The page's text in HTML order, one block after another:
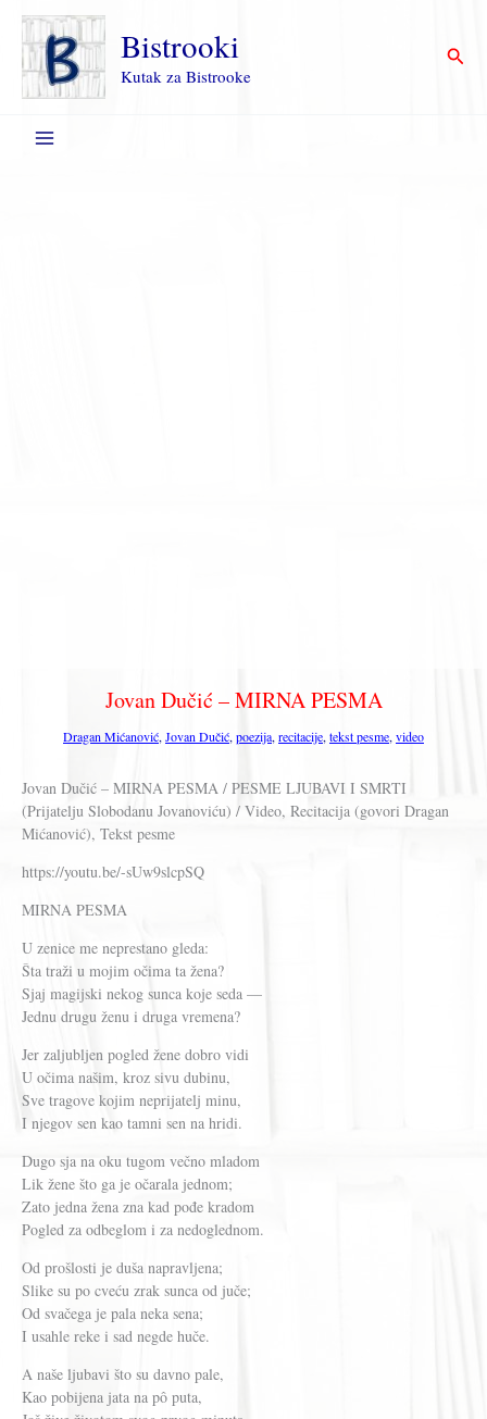
Пређи
садржај
Bistrooki
Kutak za Bistrooke
Jovan Dučić – MIRNA PESMA
Dragan Mićanović, Jovan Dučić, poezija, recitacije, tekst pesme, video
Jovan Dučić – MIRNA PESMA / PESME LJUBAVI I SMRTI
(Prijatelju Slobodanu Jovanoviću) / Video, Recitacija (govori Dragan
Mićanović), Tekst pesme
https://youtu.be/-sUw9slcpSQ
MIRNA PESMA
U zenice me neprestano gleda:
Šta traži u mojim očima ta žena?
Sjaj magijski nekog sunca koje seda —
Jednu drugu ženu i druga vremena?
Jer zaljubljen pogled žene dobro vidi
U očima našim, kroz sivu dubinu,
Sve tragove kojim neprijatelj minu,
I njegov sen kao tamni sen na hridi.
Dugo sja na oku tugom večno mladom
Lik žene što ga je očarala jednom;
Zato jedna žena zna kad pođe kradom
Pogled za odbeglom i za nedoglednom.
Od prošlosti je duša napravljena;
Slike su po cveću zrak sunca od juče;
Od svačega je pala neka sena;
I usahle reke i sad negde huče.
A naše ljubavi što su davno pale,
Kao pobijena jata na pô puta,